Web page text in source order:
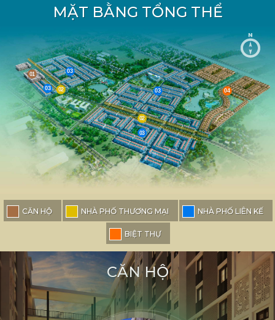
MẶT BẰNG TỔNG THỂ
01
02
02
03
03 03
03
04
CĂN HỘ NHÀ PHỐ THƯƠNG MẠI NHÀ PHỐ LIÊN KẾ
BIỆT THỰ
CĂN HỘ